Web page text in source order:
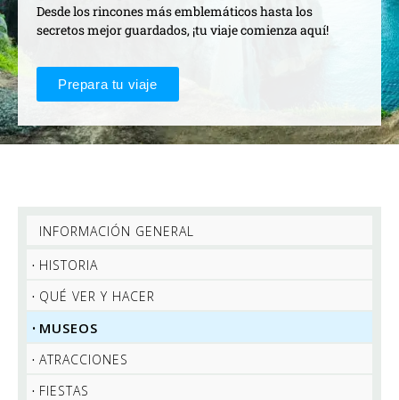
Desde los rincones más emblemáticos hasta los
secretos mejor guardados, ¡tu viaje comienza aquí!
Prepara tu viaje
INFORMACIÓN GENERAL
HISTORIA
QUÉ VER Y HACER
MUSEOS
ATRACCIONES
FIESTAS